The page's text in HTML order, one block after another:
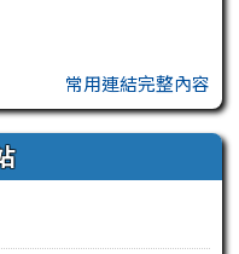
常用連結完整內容